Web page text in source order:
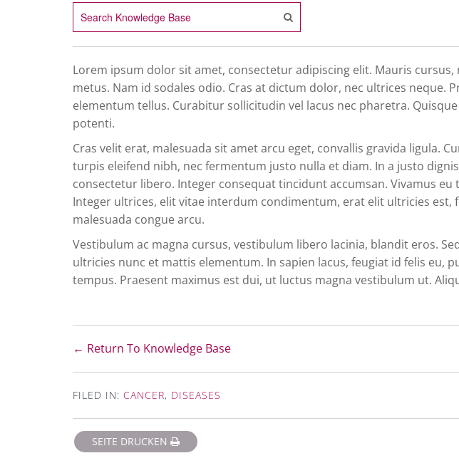
Lorem ipsum dolor sit amet, consectetur adipiscing elit. Mauris
metus. Nam id sodales odio. Cras at dictum dolor, nec ultrices
elementum tellus. Curabitur sollicitudin vel lacus nec pharetra.
potenti.
Cras velit erat, malesuada sit amet arcu eget, convallis gravida ligula.
turpis eleifend nibh, nec fermentum justo nulla et diam. In a justo
consectetur libero. Integer consequat tincidunt accumsan. Vivamus
Integer ultrices, elit vitae interdum condimentum, erat elit ultricies
malesuada congue arcu.
Vestibulum ac magna cursus, vestibulum libero lacinia, blandit eros.
ultricies nunc et mattis elementum. In sapien lacus, feugiat id felis
tempus. Praesent maximus est dui, ut luctus magna vestibulum ut.
← Return To Knowledge Base
FILED IN: CANCER, DISEASES
SEITE DRUCKEN